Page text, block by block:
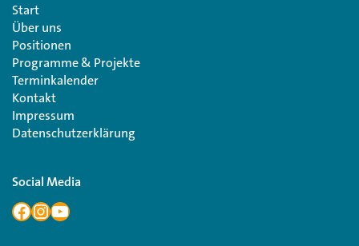
Start
Über uns
Positionen
Programme & Projekte
Terminkalender
Kontakt
Impressum
Datenschutzerklärung
Social Media